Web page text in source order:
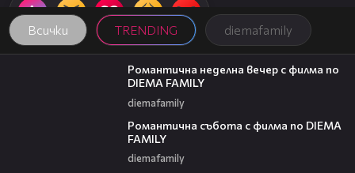
Всички TRENDING diemafamily
00:20
Романтична неделна вечер с филма по
DIEMA FAMILY
diemafamily
Романтична събота с филма по DIEMA
FAMILY
diemafamily